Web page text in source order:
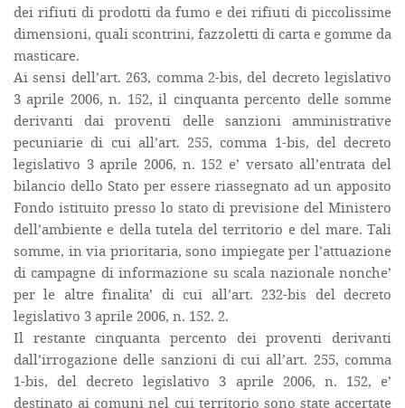
dei rifiuti di prodotti da fumo e dei rifiuti di piccolissime
dimensioni, quali scontrini, fazzoletti di carta e gomme da
masticare.
Ai sensi dell’art. 263, comma 2-bis, del decreto legislativo
3 aprile 2006, n. 152, il cinquanta percento delle somme
derivanti dai proventi delle sanzioni amministrative
pecuniarie di cui all’art. 255, comma 1-bis, del decreto
legislativo 3 aprile 2006, n. 152 e’ versato all’entrata del
bilancio dello Stato per essere riassegnato ad un apposito
Fondo istituito presso lo stato di previsione del Ministero
dell’ambiente e della tutela del territorio e del mare. Tali
somme, in via prioritaria, sono impiegate per l’attuazione
di campagne di informazione su scala nazionale nonche’
per le altre finalita’ di cui all’art. 232-bis del decreto
legislativo 3 aprile 2006, n. 152. 2.
Il restante cinquanta percento dei proventi derivanti
dall’irrogazione delle sanzioni di cui all’art. 255, comma
1-bis, del decreto legislativo 3 aprile 2006, n. 152, e’
destinato ai comuni nel cui territorio sono state accertate